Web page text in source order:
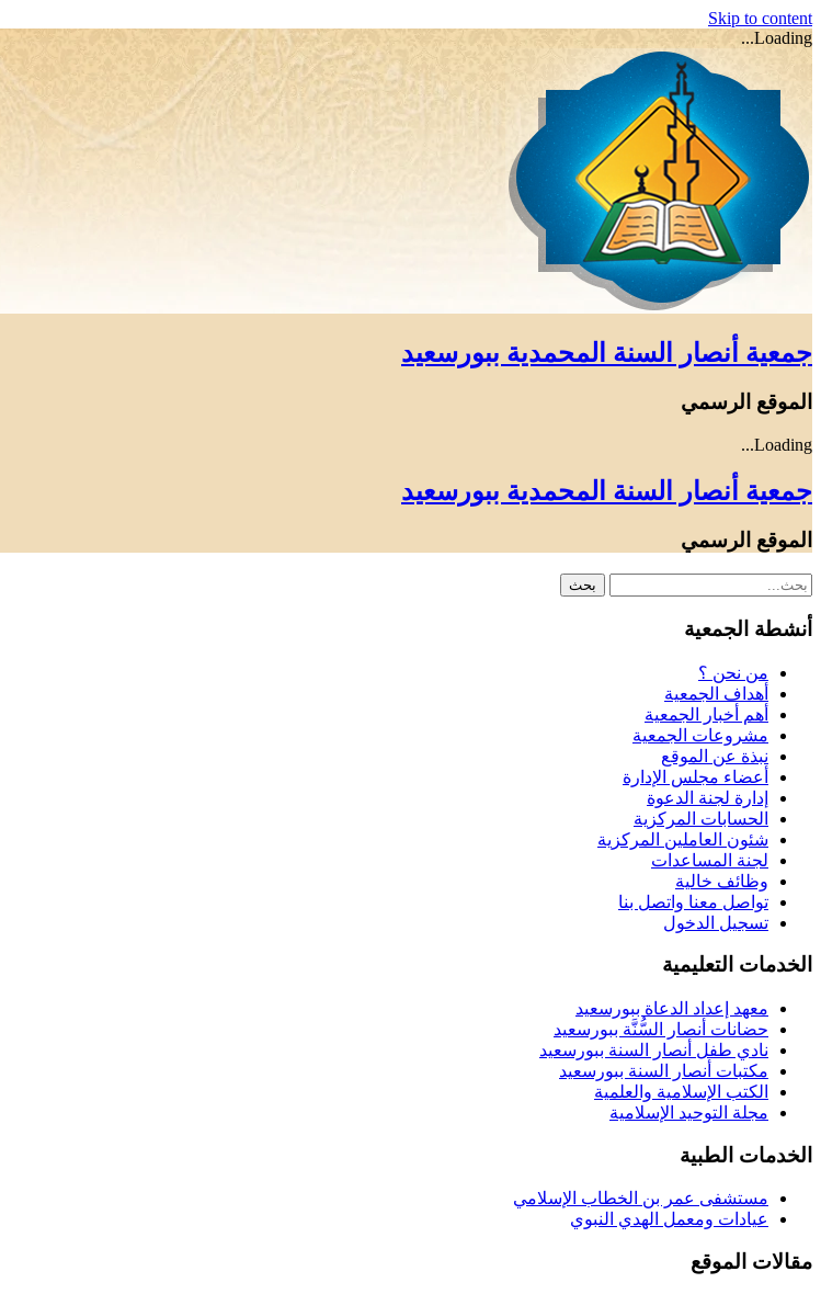
Skip to content
Loading...
جمعية أنصار السنة المحمدية ببورسعيد
الموقع الرسمي
Loading...
جمعية أنصار السنة المحمدية ببورسعيد
الموقع الرسمي
أنشطة الجمعية
من نحن ؟
أهداف الجمعية
أهم أخبار الجمعية
مشروعات الجمعية
نبذة عن الموقع
أعضاء مجلس الإدارة
إدارة لجنة الدعوة
الحسابات المركزية
شئون العاملين المركزية
لجنة المساعدات
وظائف خالية
تواصل معنا واتصل بنا
تسجيل الدخول
الخدمات التعليمية
معهد إعداد الدعاة ببورسعيد
حضانات أنصار السُّنَّة ببورسعيد
نادي طفل أنصار السنة ببورسعيد
مكتبات أنصار السنة ببورسعيد
الكتب الإسلامية والعلمية
مجلة التوحيد الإسلامية
الخدمات الطبية
مستشفى عمر بن الخطاب الإسلامي
عيادات ومعمل الهدي النبوي
مقالات الموقع